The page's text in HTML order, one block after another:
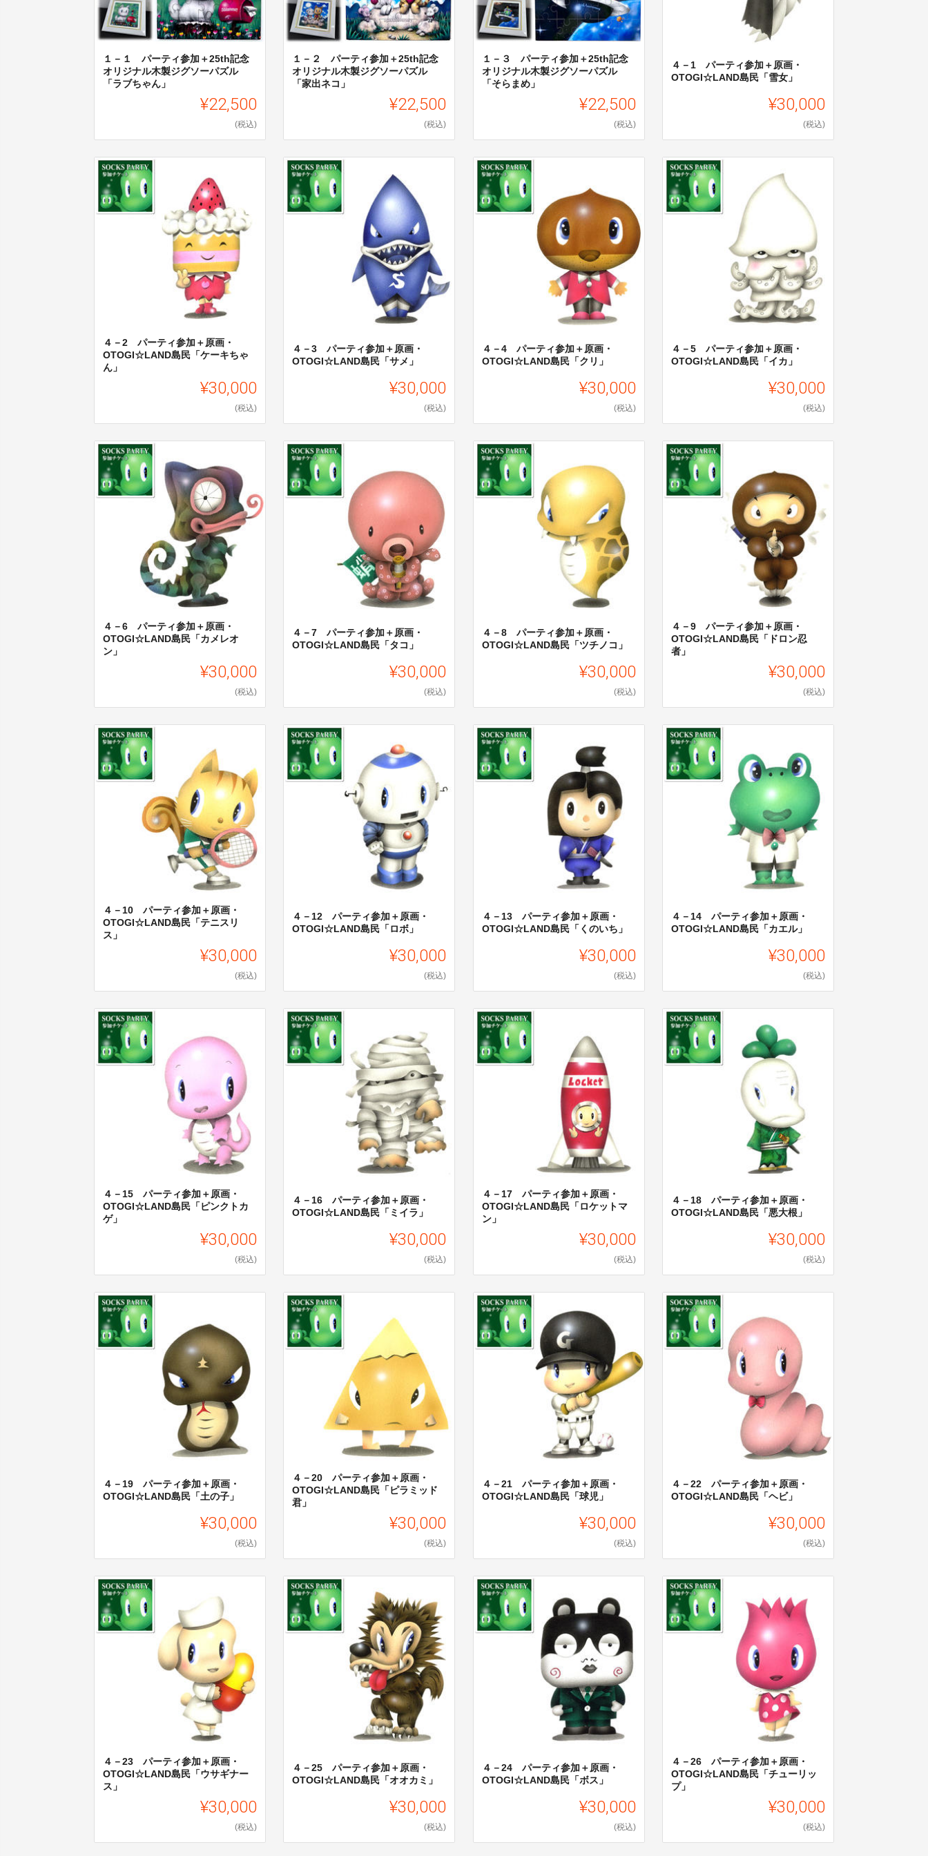
１－１ パーティ参加＋25th記念
オリジナル木製ジグソーパズル
「ラブちゃん」
¥22,500
(税込)
１－２ パーティ参加＋25th記念
オリジナル木製ジグソーパズル
「家出ネコ」
¥22,500
(税込)
１－３ パーティ参加＋25th記念
オリジナル木製ジグソーパズル
「そらまめ」
¥22,500
(税込)
４－1 パーティ参加＋原画・
OTOGI☆LAND島民「雪女」
¥30,000
(税込)
４－2 パーティ参加＋原画・
OTOGI☆LAND島民「ケーキちゃ
ん」
¥30,000
(税込)
４－3 パーティ参加＋原画・
OTOGI☆LAND島民「サメ」
¥30,000
(税込)
４－4 パーティ参加＋原画・
OTOGI☆LAND島民「クリ」
¥30,000
(税込)
４－5 パーティ参加＋原画・
OTOGI☆LAND島民「イカ」
¥30,000
(税込)
４－6 パーティ参加＋原画・
OTOGI☆LAND島民「カメレオ
ン」
¥30,000
(税込)
４－7 パーティ参加＋原画・
OTOGI☆LAND島民「タコ」
¥30,000
(税込)
４－8 パーティ参加＋原画・
OTOGI☆LAND島民「ツチノコ」
¥30,000
(税込)
４－9 パーティ参加＋原画・
OTOGI☆LAND島民「ドロン忍
者」
¥30,000
(税込)
４－10 パーティ参加＋原画・
OTOGI☆LAND島民「テニスリ
ス」
¥30,000
(税込)
４－12 パーティ参加＋原画・
OTOGI☆LAND島民「ロボ」
¥30,000
(税込)
４－13 パーティ参加＋原画・
OTOGI☆LAND島民「くのいち」
¥30,000
(税込)
４－14 パーティ参加＋原画・
OTOGI☆LAND島民「カエル」
¥30,000
(税込)
４－15 パーティ参加＋原画・
OTOGI☆LAND島民「ピンクトカ
ゲ」
¥30,000
(税込)
４－16 パーティ参加＋原画・
OTOGI☆LAND島民「ミイラ」
¥30,000
(税込)
４－17 パーティ参加＋原画・
OTOGI☆LAND島民「ロケットマ
ン」
¥30,000
(税込)
４－18 パーティ参加＋原画・
OTOGI☆LAND島民「悪大根」
¥30,000
(税込)
４－19 パーティ参加＋原画・
OTOGI☆LAND島民「土の子」
¥30,000
(税込)
４－20 パーティ参加＋原画・
OTOGI☆LAND島民「ピラミッド
君」
¥30,000
(税込)
４－21 パーティ参加＋原画・
OTOGI☆LAND島民「球児」
¥30,000
(税込)
４－22 パーティ参加＋原画・
OTOGI☆LAND島民「ヘビ」
¥30,000
(税込)
４－23 パーティ参加＋原画・
OTOGI☆LAND島民「ウサギナー
ス」
¥30,000
(税込)
４－25 パーティ参加＋原画・
OTOGI☆LAND島民「オオカミ」
¥30,000
(税込)
４－24 パーティ参加＋原画・
OTOGI☆LAND島民「ボス」
¥30,000
(税込)
４－26 パーティ参加＋原画・
OTOGI☆LAND島民「チューリッ
プ」
¥30,000
(税込)